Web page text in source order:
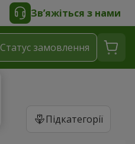
Зв’яжіться з нами
Статус замовлення
Підкатегорії